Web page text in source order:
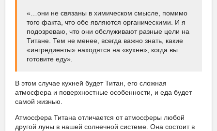
«…они не связаны в химическом смысле, помимо
того факта, что обе являются органическими. И я
подозреваю, что они обслуживают разные цели на
Титане. Тем не менее, всегда важно знать, какие
«ингредиенты» находятся на «кухне», когда вы
готовите еду».
В этом случае кухней будет Титан, его сложная
атмосфера и поверхностные особенности, и еда будет
самой жизнью.
Атмосфера Титана отличается от атмосферы любой
другой луны в нашей солнечной системе. Она состоит в